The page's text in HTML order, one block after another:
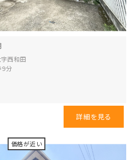
字西和田
9分
詳細を見る